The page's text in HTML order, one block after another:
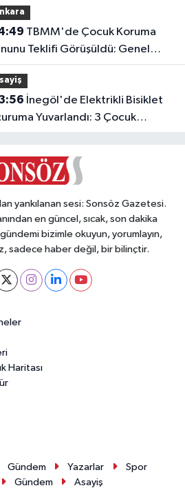
Teklifi Görüşüldü: Genel
Tamamlandı!
Yuvarlandı: 3 Çocuk
yankılanan sesi: Sonsöz Gazetesi.
en güncel, sıcak, son dakika
bizimle okuyun, yorumlayın,
sadece haber değil, bir bilinçtir.
Haritası
Gündem Yazarlar
Spor
Gündem Asayiş